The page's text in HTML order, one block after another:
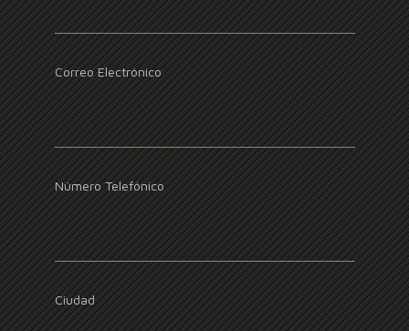
Correo Electrónico
Número Telefónico
Ciudad